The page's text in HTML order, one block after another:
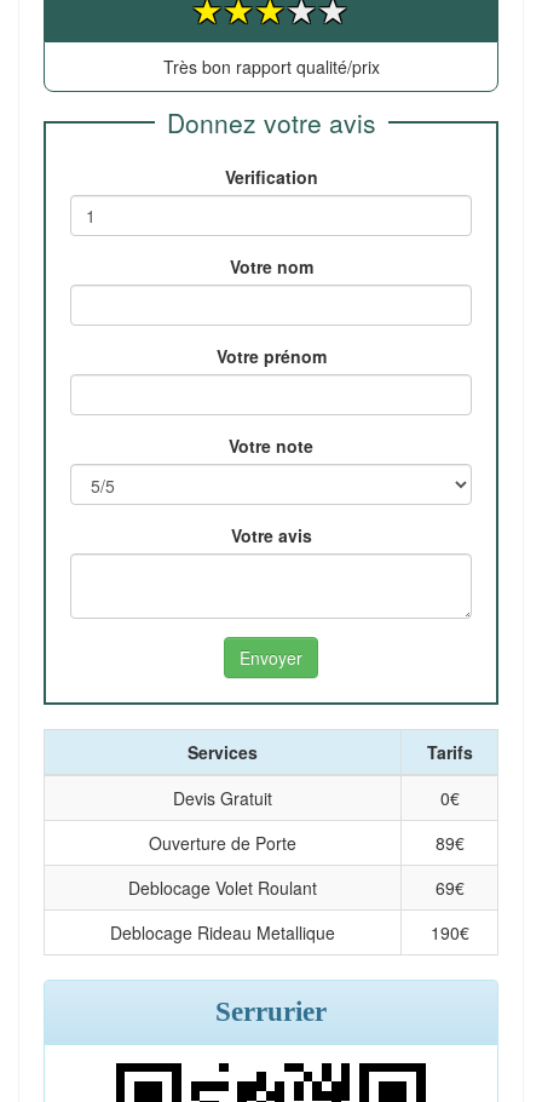
Très bon rapport qualité/prix
Donnez votre avis
Verification
Votre nom
Votre prénom
Votre note
Votre avis
Services
Tarifs
Devis Gratuit
0€
Ouverture de Porte
89€
Deblocage Volet Roulant
69€
Deblocage Rideau Metallique
190€
Serrurier